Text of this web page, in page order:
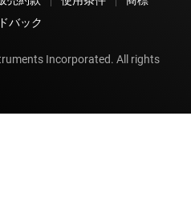
バック
Incorporated. All rights